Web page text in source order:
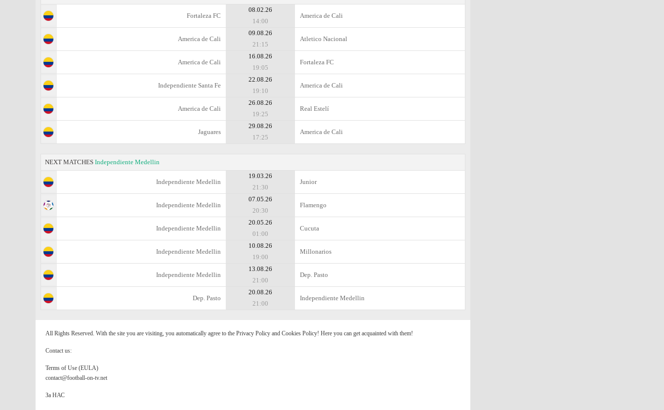
Fortaleza FC
08.02.26
14:00
America de Cali
America de Cali
09.08.26
21:15
Atletico Nacional
America de Cali
16.08.26
19:05
Fortaleza FC
Independiente Santa Fe
22.08.26
19:10
America de Cali
America de Cali
26.08.26
19:25
Real Estelí
Jaguares
29.08.26
17:25
America de Cali
NEXT MATCHES Independiente Medellin
Independiente Medellin
19.03.26
21:30
Junior
Independiente Medellin
07.05.26
20:30
Flamengo
Independiente Medellin
20.05.26
01:00
Cucuta
Independiente Medellin
10.08.26
19:00
Millonarios
Independiente Medellin
13.08.26
21:00
Dep. Pasto
Dep. Pasto
20.08.26
21:00
Independiente Medellin
All Rights Reserved. With the site you are visiting, you automatically agree to the Privacy Policy and Cookies Policy! Here you can get acquainted with them!
Contact us:
Terms of Use (EULA)
contact@football-on-tv.net
За НАС